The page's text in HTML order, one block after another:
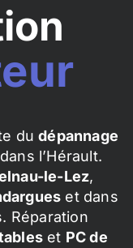
dudépannage
l’Hérault.
le-Lez,
et dans
Réparation
et PC de